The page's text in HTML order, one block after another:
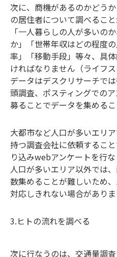
次に、商機があるのかどう
の居住者について調べること
「一人暮らしの人が多いの
か」「世帯年収はどの程度
率」「移動手段」等々、具
ければなりません（ライフ
データはデスクリサーチで
頭調査、ポスティングでの
募ることでデータを集めるこ
大都市など人口が多いエリ
持つ調査会社に依頼するこ
り込みwebアンケートを行な
人口が多いエリア以外では
数集めることが難しいため
対応しきれない場合がありま
3.ヒトの流れを調べる
次に行なうのは、交通量調